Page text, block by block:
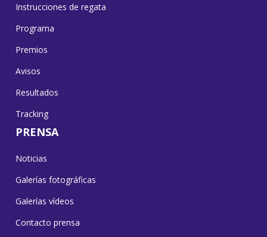
Instrucciones de regata
Programa
Premios
Avisos
Resultados
Tracking
PRENSA
Noticias
Galerías fotográficas
Galerías vídeos
Contacto prensa